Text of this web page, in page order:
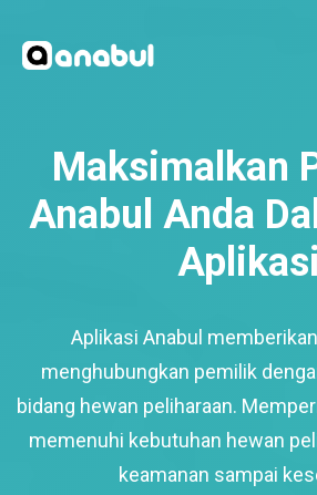
Maksimalkan
Anabul Anda
Aplikasi
Aplikasi Anabul
menghubungkan pemilik
bidang hewan peliharaan.
memenuhi kebutuhan hewan
keamanan sampai